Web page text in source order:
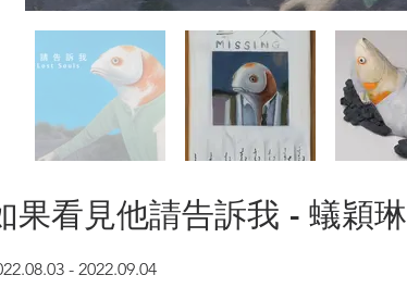
果看見他請告訴我 - 蟻穎琳
- 2022.09.04